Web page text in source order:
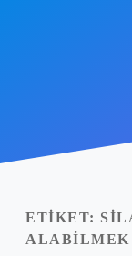
Yasal Uyarı
ETIKET: